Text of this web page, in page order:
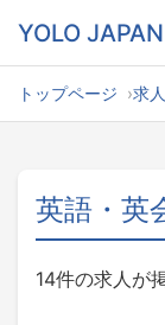
YOLO JAPAN
トップページ 求
英語・英
14件の求人が